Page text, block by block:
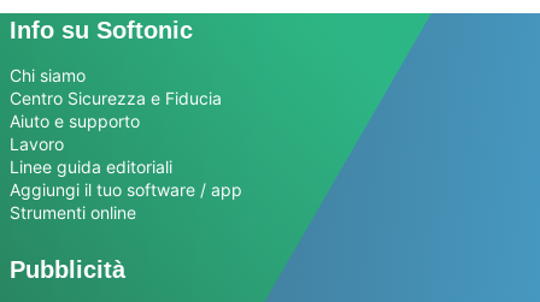
Info su Softonic
Chi siamo
Centro Sicurezza e Fiducia
Aiuto e supporto
Lavoro
Linee guida editoriali
Aggiungi il tuo software / app
Strumenti online
Pubblicità